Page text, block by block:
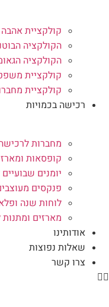
קולקציית אהבה
הקולקציה
הקולקציה
קולקציית
קולקציית
רכישה בכמויות
מחברות
קופסאות
יומנים
פנקסים
לוחות שנה
מארזים ומתנות
אודותינו
שאלות נפוצות
צרו קשר